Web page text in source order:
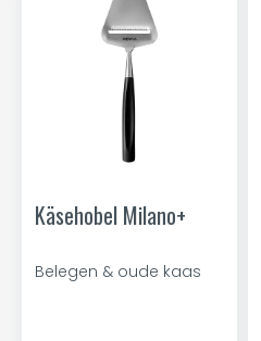
Käsehobel Milano+
Belegen & oude kaas